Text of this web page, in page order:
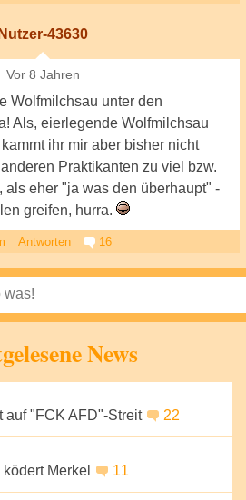
Nutzer-43630
Vor 8 Jahren
Wolfmilchsau unter den
Als, eierlegende Wolfmilchsau
ihr mir aber bisher nicht
Praktikanten zu viel bzw.
als eher "ja was den überhaupt" -
greifen, hurra.
Antworten 16
News
auf "FCK AFD"-Streit
22
Merkel
11